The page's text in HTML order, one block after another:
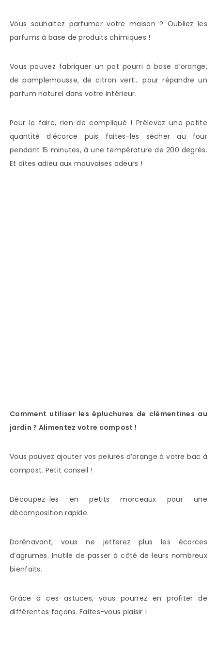
Vous souhaitez parfumer votre maison ? Oubliez les
parfums à base de produits chimiques !
Vous pouvez fabriquer un pot pourri à base d’orange,
de pamplemousse, de citron vert… pour répandre un
parfum naturel dans votre intérieur.
Pour le faire, rien de compliqué ! Prélevez une petite
quantité d’écorce puis faites-les sécher au four
pendant 15 minutes, à une température de 200 degrés.
Et dites adieu aux mauvaises odeurs !
Comment utiliser les épluchures de clémentines au
jardin ? Alimentez votre compost !
Vous pouvez ajouter vos pelures d’orange à votre bac à
compost. Petit conseil !
Découpez-les en petits morceaux pour une
décomposition rapide.
Dorénavant, vous ne jetterez plus les écorces
d’agrumes. Inutile de passer à côté de leurs nombreux
bienfaits.
Grâce à ces astuces, vous pourrez en profiter de
différentes façons. Faites-vous plaisir !